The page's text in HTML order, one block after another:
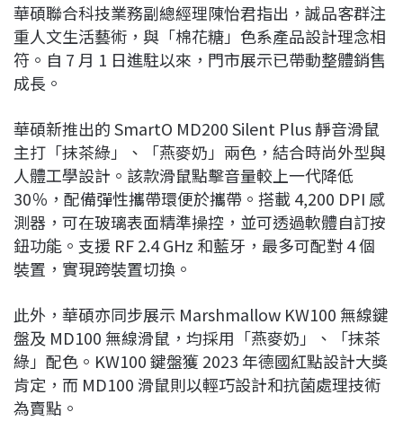
華碩聯合科技業務副總經理陳怡君指出，誠品客群注
重人文生活藝術，與「棉花糖」色系產品設計理念相
符。自 7 月 1 日進駐以來，門市展示已帶動整體銷售
成長。
華碩新推出的 SmartO MD200 Silent Plus 靜音滑鼠
主打「抹茶綠」、「燕麥奶」兩色，結合時尚外型與
人體工學設計。該款滑鼠點擊音量較上一代降低
30％，配備彈性攜帶環便於攜帶。搭載 4,200 DPI 感
測器，可在玻璃表面精準操控，並可透過軟體自訂按
鈕功能。支援 RF 2.4 GHz 和藍牙，最多可配對 4 個
裝置，實現跨裝置切換。
此外，華碩亦同步展示 Marshmallow KW100 無線鍵
盤及 MD100 無線滑鼠，均採用「燕麥奶」、「抹茶
綠」配色。KW100 鍵盤獲 2023 年德國紅點設計大獎
肯定，而 MD100 滑鼠則以輕巧設計和抗菌處理技術
為賣點。